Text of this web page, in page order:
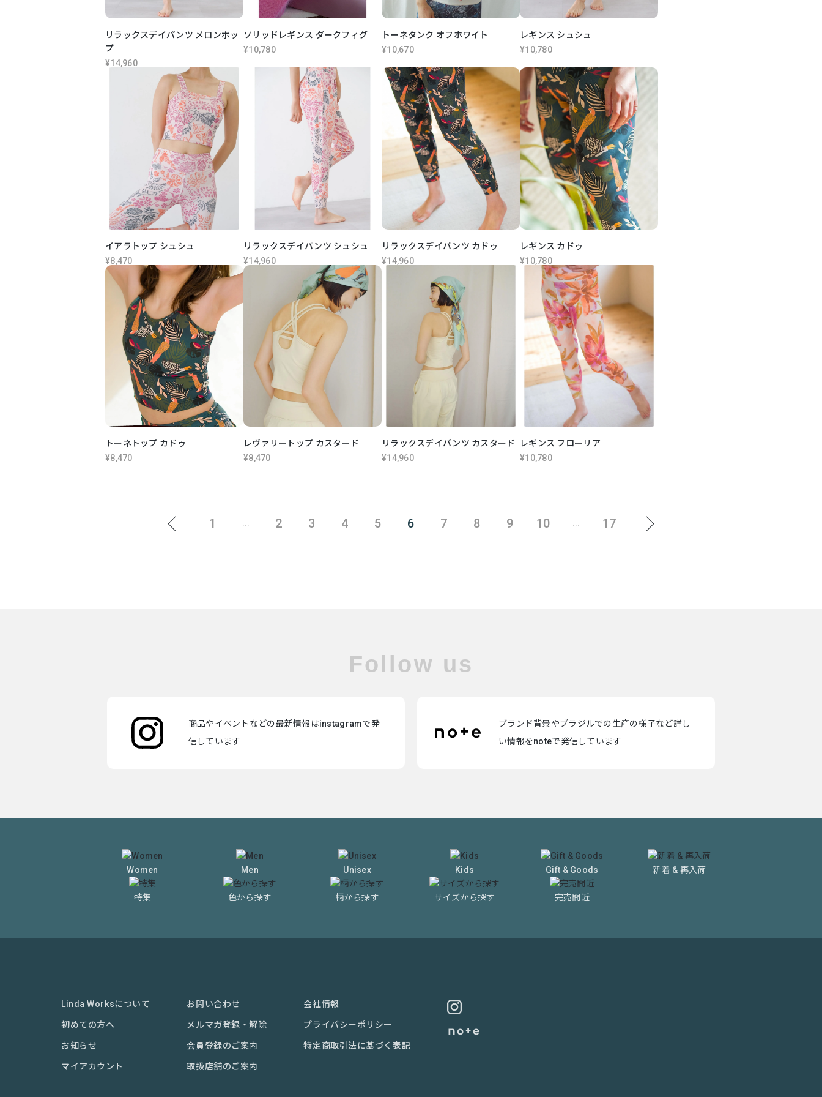
リラックスデイパンツ メロンポッ
プ
¥14,960
ソリッドレギンス ダークフィグ
¥10,780
トーネタンク オフホワイト
¥10,670
レギンス シュシュ
¥10,780
イアラトップ シュシュ
¥8,470
リラックスデイパンツ シュシュ
¥14,960
リラックスデイパンツ カドゥ
¥14,960
レギンス カドゥ
¥10,780
トーネトップ カドゥ
¥8,470
レヴァリートップ カスタード
¥8,470
リラックスデイパンツ カスタード
¥14,960
レギンス フローリア
¥10,780
1 ... 2 3 4 5 6 7 8 9 10 ... 17
Follow us
商品やイベントなどの最新情報はinstagramで発
信しています
ブランド背景やブラジルでの生産の様子など詳し
い情報をnoteで発信しています
Women Men Unisex Kids Gift & Goods 新着 & 再入荷
特集 色から探す 柄から探す サイズから探す 完売間近
Linda Worksについて
初めての方へ
お知らせ
マイアカウント
お問い合わせ
メルマガ登録・解除
会員登録のご案内
取扱店舗のご案内
会社情報
プライバシーポリシー
特定商取引法に基づく表記